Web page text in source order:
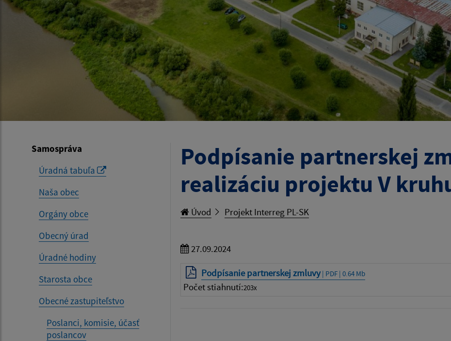
Samospráva
Úradná tabuľa
Naša obec
Orgány obce
Obecný úrad
Úradné hodiny
Starosta obce
Obecné zastupiteľstvo
Poslanci, komisie, účasť
poslancov
Podpísanie partnerskej
realizáciu projektu V
Úvod Projekt Interreg PL-SK
27.09.2024
Podpísanie partnerskej zmluvy| PDF | 0.64 Mb
Počet stiahnutí:203x